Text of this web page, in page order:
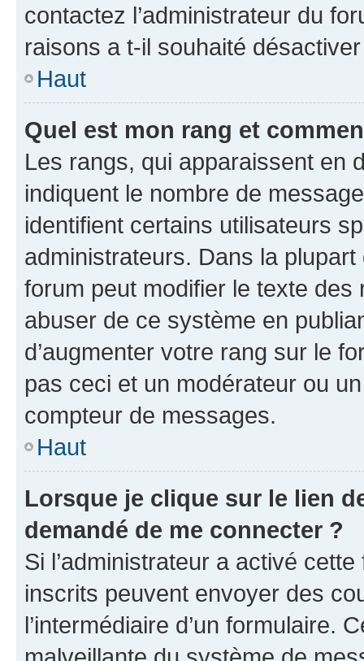
contactez l’administrateur du
raisons a t-il souhaité
Haut
Quel est mon rang et
Les rangs, qui apparaissent en
indiquent le nombre de
identifient certains utilisateurs
administrateurs. Dans la
forum peut modifier le texte
abuser de ce système en
d’augmenter votre rang sur le
pas ceci et un modérateur ou
compteur de messages.
Haut
Lorsque je clique sur le lien
demandé de me connecter ?
Si l’administrateur a activé
inscrits peuvent envoyer des
l’intermédiaire d’un formulaire.